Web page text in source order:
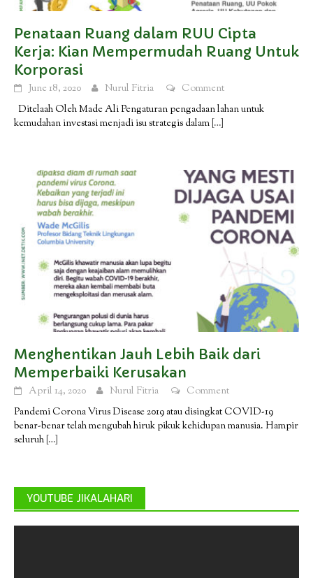
Penataan Ruang dalam RUU Cipta
Kerja: Kian Mempermudah Ruang Untuk
Korporasi
June 18, 2020 Nurul Fitria
Comment
Ditelaah Oleh Made Ali Pengaturan pengadaan lahan untuk
kemudahan investasi menjadi isu strategis dalam […]
Menghentikan Jauh Lebih Baik dari
Memperbaiki Kerusakan
April 14, 2020 Nurul Fitria
Comment
Pandemi Corona Virus Disease 2019 atau disingkat COVID-19
benar-benar telah mengubah hiruk pikuk kehidupan manusia. Hampir
seluruh […]
YOUTUBE JIKALAHARI